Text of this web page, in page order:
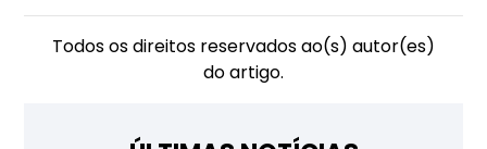
Todos os direitos reservados ao(s) autor(es)
do artigo.